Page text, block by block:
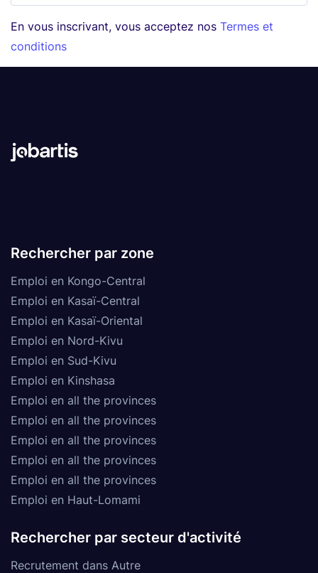
En vous inscrivant, vous acceptez nos Termes et
conditions
Rechercher par zone
Emploi en Kongo-Central
Emploi en Kasaï-Central
Emploi en Kasaï-Oriental
Emploi en Nord-Kivu
Emploi en Sud-Kivu
Emploi en Kinshasa
Emploi en all the provinces
Emploi en all the provinces
Emploi en all the provinces
Emploi en all the provinces
Emploi en all the provinces
Emploi en Haut-Lomami
Rechercher par secteur d'activité
Recrutement dans Autre